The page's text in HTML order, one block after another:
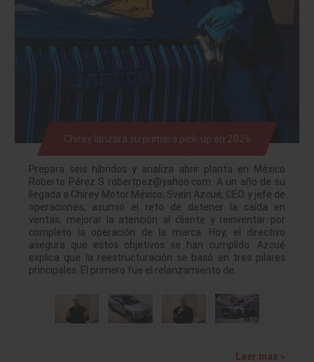
Chirey lanzará su primera pick-up en 2026
Prepara seis híbridos y analiza abrir planta en México
Roberto Pérez S robertpez@yahoo.com. A un año de su
llegada a Chirey Motor México, Svein Azcué, CEO y jefe de
operaciones, asumió el reto de detener la caída en
ventas, mejorar la atención al cliente y reinventar por
completo la operación de la marca. Hoy, el directivo
asegura que estos objetivos se han cumplido. Azcué
explica que la reestructuración se basó en tres pilares
principales. El primero fue el relanzamiento de…
Leer más »